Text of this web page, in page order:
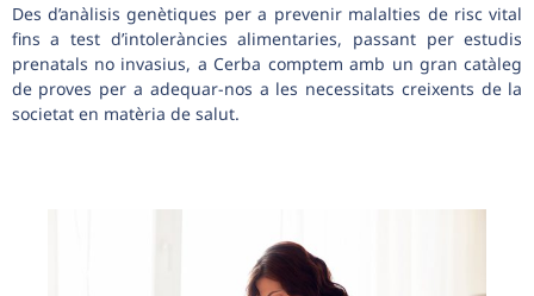
Des d’anàlisis genètiques per a prevenir malalties de risc vital
fins a test d’intoleràncies alimentaries, passant per estudis
prenatals no invasius, a Cerba comptem amb un gran catàleg
de proves per a adequar-nos a les necessitats creixents de la
societat en matèria de salut.